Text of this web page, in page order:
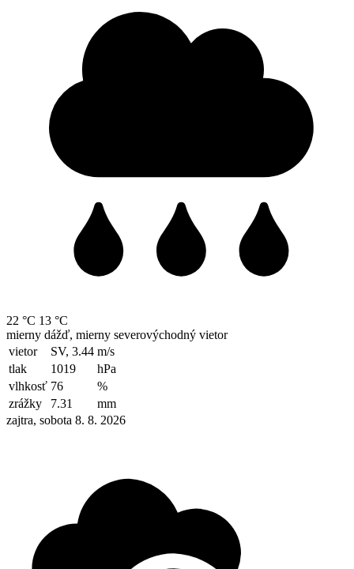
22 °C 13 °C
mierny dážď, mierny severovýchodný vietor
vietor
SV, 3.44 m/s
tlak
1019
hPa
vlhkosť 76
%
zrážky
7.31
mm
zajtra, sobota 8. 8. 2026